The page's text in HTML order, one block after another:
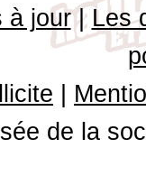
à jour| Les
de la